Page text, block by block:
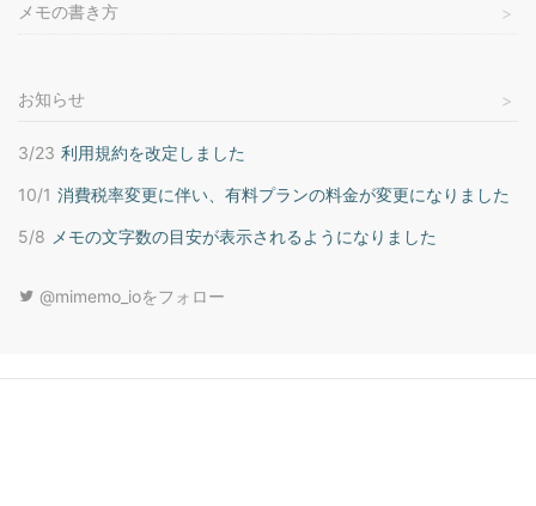
メモの書き方
お知らせ
3/23 利用規約を改定しました
10/1 消費税率変更に伴い、有料プランの料金が変更になりました
5/8 メモの文字数の目安が表示されるようになりました
@mimemo_ioをフォロー